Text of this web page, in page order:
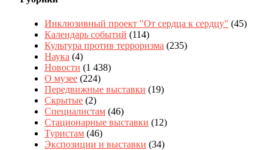
Инклюзивный проект "От сердца к сердцу" (45)
Календарь событий (114)
Культура против терроризма (235)
Наука (4)
Новости (1 438)
О музее (224)
Передвижные выставки (19)
Скрытые (2)
Специалистам (46)
Стационарные выставки (12)
Туристам (46)
Экспозиции и выставки (34)